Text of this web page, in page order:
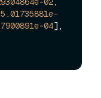
5.01735881e-
04],